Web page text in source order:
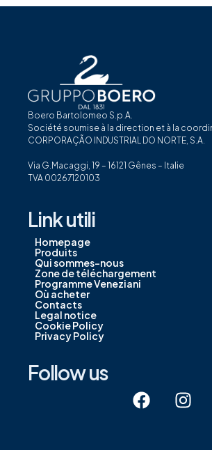
Boero Bartolomeo S.p.A.
Société soumise à la direction et à la
CORPORAÇÃO INDUSTRIAL DO NORTE, S.A.
Via G.Macaggi, 19 – 16121 Gênes – Italie
TVA 00267120103
Link utili
Homepage
Produits
Qui sommes-nous
Zone de téléchargement
Programme Veneziani
Où acheter
Contacts
Legal notice
Cookie Policy
Privacy Policy
Follow us